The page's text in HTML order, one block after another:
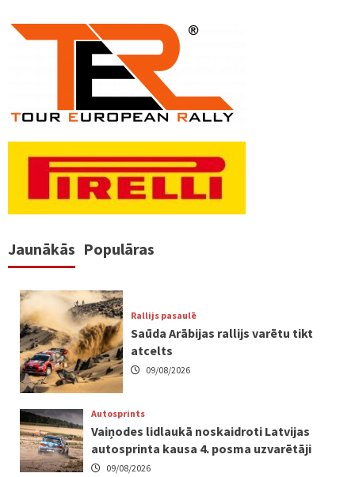
Jaunākās Populāras
Rallijs pasaulē
Saūda Arābijas rallijs varētu tikt
atcelts
09/08/2026
Autosprints
Vaiņodes lidlaukā noskaidroti Latvijas
autosprinta kausa 4. posma uzvarētāji
09/08/2026